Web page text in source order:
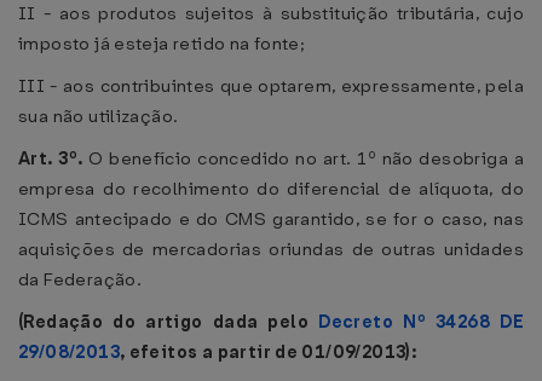
II - aos produtos sujeitos à substituição tributária, cujo
imposto já esteja retido na fonte;
III - aos contribuintes que optarem, expressamente, pela
sua não utilização.
Art. 3º. O benefício concedido no art. 1º não desobriga a
empresa do recolhimento do diferencial de alíquota, do
ICMS antecipado e do CMS garantido, se for o caso, nas
aquisições de mercadorias oriundas de outras unidades
da Federação.
(Redação do artigo dada pelo Decreto Nº 34268 DE
29/08/2013, efeitos a partir de 01/09/2013):